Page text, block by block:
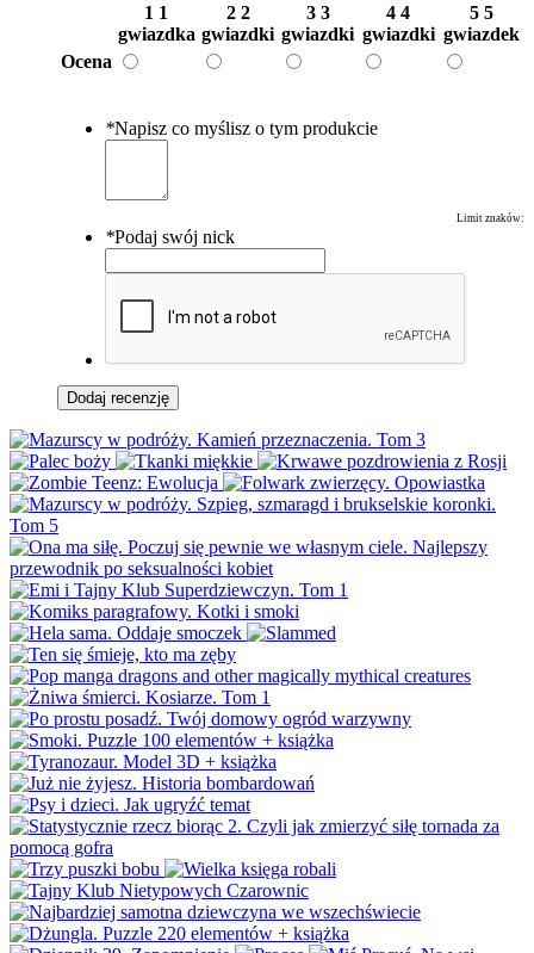
1 1
gwiazdka
2 2
gwiazdki
3 3
gwiazdki
4 4
gwiazdki
5 5
gwiazdek
Ocena
*Napisz co myślisz o tym produkcie
Limit znaków:
*Podaj swój nick
Dodaj recenzję